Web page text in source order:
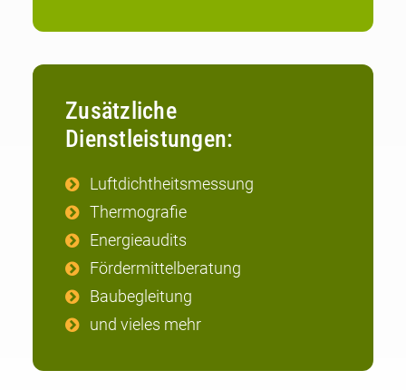
Zusätzliche
Dienstleistungen:
Luftdichtheitsmessung
Thermografie
Energieaudits
Fördermittelberatung
Baubegleitung
und vieles mehr